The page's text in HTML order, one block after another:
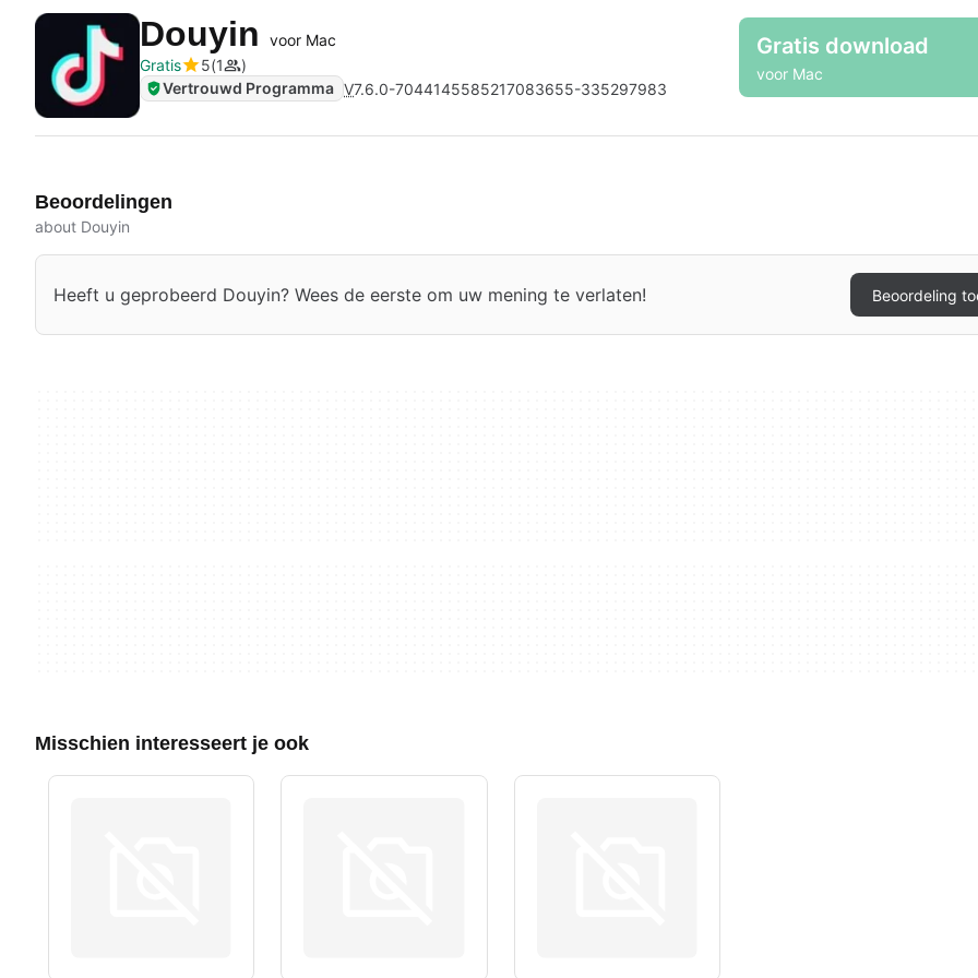
Douyin
voor Mac
Gratis
5 1
Vertrouwd Programma V7.6.0-7044145585217083655-335297983
Gratis download
voor Mac
Beoordelingen
about Douyin
Heeft u geprobeerd Douyin? Wees de eerste om uw mening te verlaten! Beoordeling
Misschien interesseert je ook